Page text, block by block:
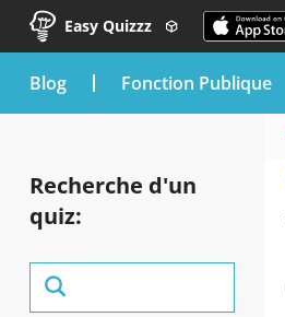
Easy Quizzz
blog Fonction Publique
Recherche d'un
quiz: